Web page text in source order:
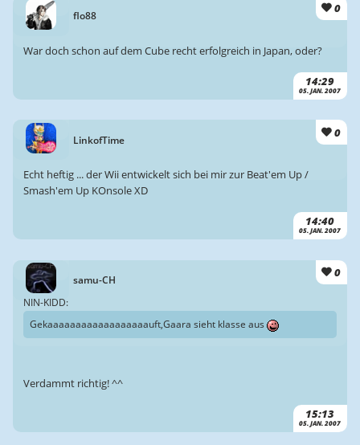
flo88
0
14:29
05. JAN. 2007
War doch schon auf dem Cube recht erfolgreich in Japan, oder?
LinkofTime
0
14:40
05. JAN. 2007
Echt heftig ... der Wii entwickelt sich bei mir zur Beat'em Up /
Smash'em Up KOnsole XD
samu-CH
0
15:13
05. JAN. 2007
NIN-KIDD:
Gekaaaaaaaaaaaaaaaaaauft,Gaara sieht klasse aus
Verdammt richtig! ^^